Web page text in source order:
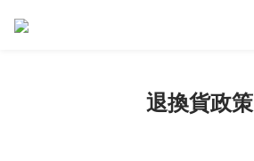
退換貨政策